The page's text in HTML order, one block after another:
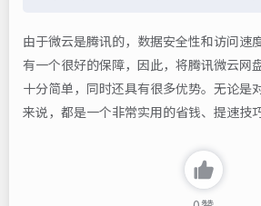
由于微云是腾讯的，数据安全性和访问速
有一个很好的保障，因此，将腾讯微云网
十分简单，同时还具有很多优势。无论是
来说，都是一个非常实用的省钱、提速技